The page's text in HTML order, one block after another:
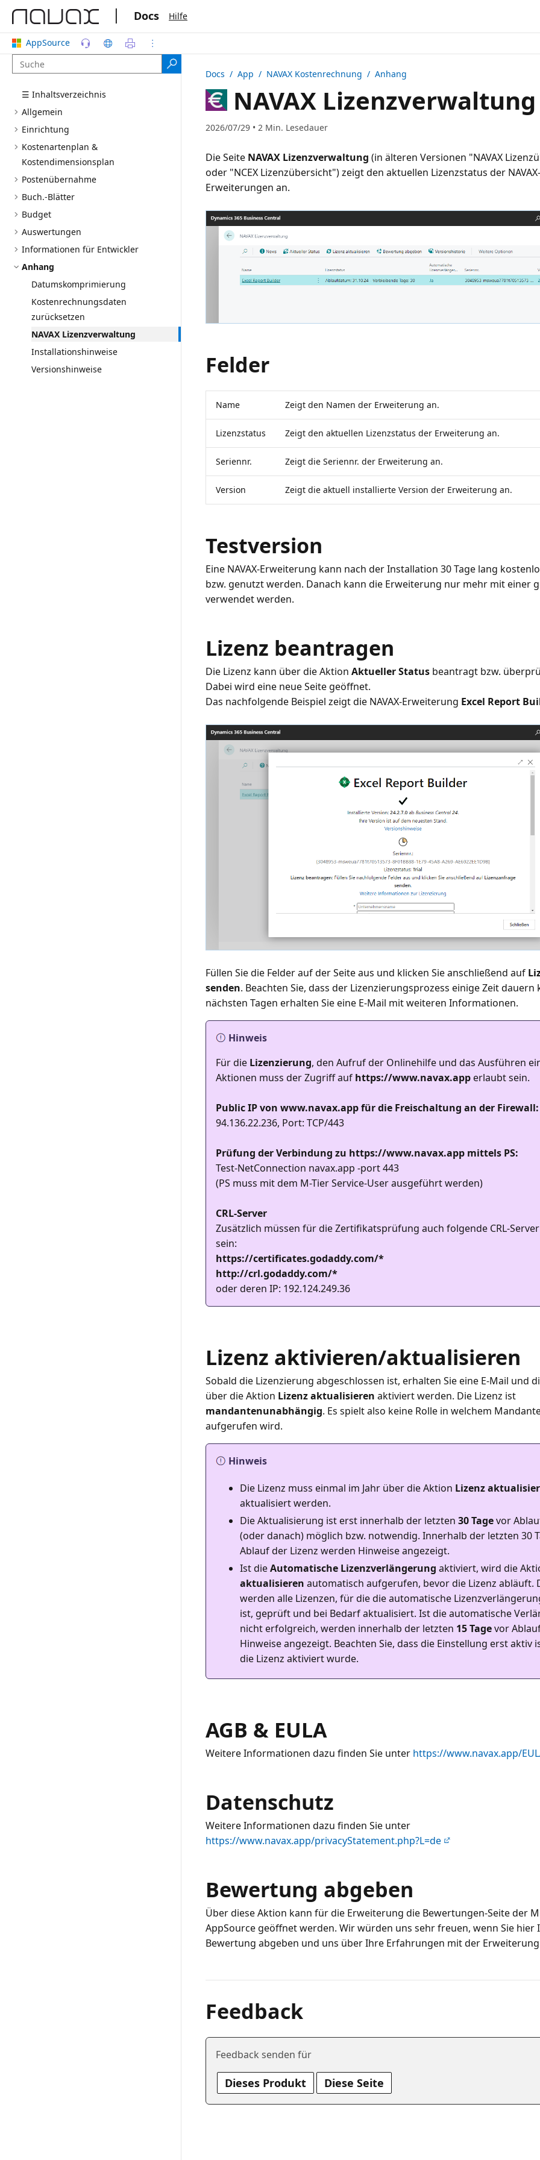
| Docs Hilfe
AppSource
☰ Inhaltsverzeichnis
Allgemein
Einrichtung
Kostenartenplan &
Kostendimensionsplan
Postenübernahme
Buch.-Blätter
Budget
Auswertungen
Informationen für Entwickler
Anhang
Datumskomprimierung
Kostenrechnungsdaten
zurücksetzen
NAVAX Lizenzverwaltung
Installationshinweise
Versionshinweise
Docs / App / NAVAX Kostenrechnung / Anhang
NAVAX Lizenzverwaltung
2026/07/29 • 2 Min. Lesedauer
Die Seite NAVAX Lizenzverwaltung (in älteren Versionen "NAVAX
oder "NCEX Lizenzübersicht") zeigt den aktuellen Lizenzstatus der NAVAX-
Erweiterungen an.
Felder
Name Zeigt den Namen der Erweiterung an.
Lizenzstatus Zeigt den aktuellen Lizenzstatus der Erweiterung an.
Seriennr. Zeigt die Seriennr. der Erweiterung an.
Version Zeigt die aktuell installierte Version der Erweiterung an.
Testversion
Eine NAVAX-Erweiterung kann nach der Installation 30 Tage lang
bzw. genutzt werden. Danach kann die Erweiterung nur mehr mit einer
Lizenz beantragen
Die Lizenz kann über die Aktion Aktueller Statusbeantragt bzw.
Dabei wird eine neue Seite geöffnet.
Das nachfolgende Beispiel zeigt die NAVAX-Erweiterung Excel Report
Füllen Sie die Felder auf der Seite aus und klicken Sie anschließend auf
senden. Beachten Sie, dass der Lizenzierungsprozess einige Zeit dauern
Hinweis
Für die Lizenzierung, den Aufruf der Onlinehilfe und das Ausführen
Aktionen muss der Zugriff auf https://www.navax.apperlaubt sein.
Public IP von www.navax.app für die Freischaltung an der Firewall:
94.136.22.236, Port: TCP/443
Prüfung der Verbindung zu https://www.navax.app mittels PS:
Test-NetConnection navax.app -port 443
(PS muss mit dem M-Tier Service-User ausgeführt werden)
CRL-Server
Zusätzlich müssen für die Zertifikatsprüfung auch folgende CRL-
sein:
https://certificates.godaddy.com/*
http://crl.godaddy.com/*
oder deren IP: 192.124.249.36
Lizenz aktivieren/aktualisieren
Sobald die Lizenzierung abgeschlossen ist, erhalten Sie eine E-Mail und
über die Aktion Lizenz aktualisieren aktiviert werden. Die Lizenz ist
mandantenunabhängig. Es spielt also keine Rolle in welchem
Hinweis
Die Lizenz muss einmal im Jahr über die Aktion Lizenz
aktualisiert werden.
Die Aktualisierung ist erst innerhalb der letzten 30 Tagevor
(oder danach) möglich bzw. notwendig. Innerhalb der letzten 30
Ablauf der Lizenz werden Hinweise angezeigt.
Ist dieAutomatische Lizenzverlängerung aktiviert, wird die
aktualisieren automatisch aufgerufen, bevor die Lizenz abläuft.
werden alle Lizenzen, für die die automatische
ist, geprüft und bei Bedarf aktualisiert. Ist die automatische
nicht erfolgreich, werden innerhalb der letzten 15 Tagevor
Hinweise angezeigt. Beachten Sie, dass die Einstellung erst aktiv
die Lizenz aktiviert wurde.
AGB & EULA
Weitere Informationen dazu finden Sie unter https://www.navax.app/
Datenschutz
Weitere Informationen dazu finden Sie unter
https://www.navax.app/privacyStatement.php?L=de
Bewertung abgeben
Über diese Aktion kann für die Erweiterung die Bewertungen-Seite der
AppSource geöffnet werden. Wir würden uns sehr freuen, wenn Sie hier
Feedback
Feedback senden für
Dieses Produkt Diese Seite